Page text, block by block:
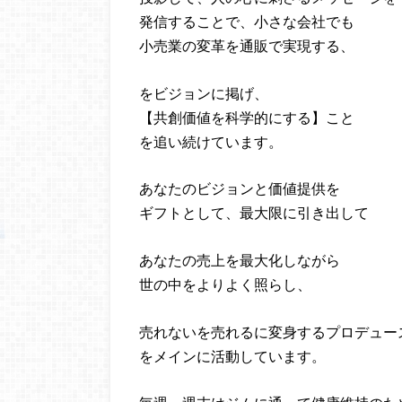
発信することで、小さな会社でも
小売業の変革を通販で実現する、
をビジョンに掲げ、
【共創価値を科学的にする】こと
を追い続けています。
あなたのビジョンと価値提供を
ギフトとして、最大限に引き出して
あなたの売上を最大化しながら
世の中をよりよく照らし、
売れないを売れるに変身するプロデュー
をメインに活動しています。